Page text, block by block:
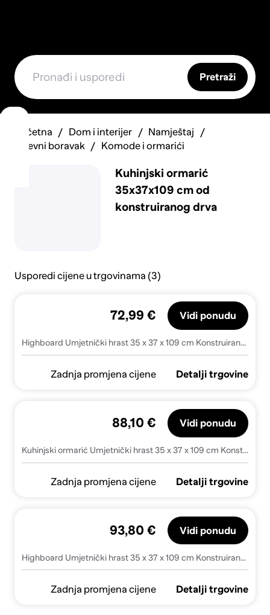
Pretraži
Početna Dom i interijer
Namještaj
Dnevni boravak
Komode i ormarići
Kuhinjski ormarić
35x37x109 cm od
konstruiranog drva
Usporedi cijene u trgovinama (3)
Highboard Umjetnički hrast 35 x 37 x 109 cm Konstruirano drvo
72,99 € Vidi ponudu
Zadnja promjena cijene Detalji trgovine
Kuhinjski ormarić Umjetnički hrast 35 x 37 x 109 cm Konstruirano drvo - hrast artisan
88,10 € Vidi ponudu
Zadnja promjena cijene Detalji trgovine
Highboard Umjetnički hrast 35 x 37 x 109 cm Konstruirano drvo
93,80 € Vidi ponudu
Zadnja promjena cijene Detalji trgovine